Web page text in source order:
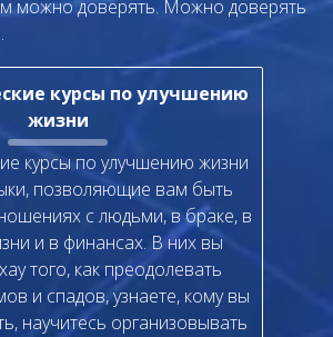
можно доверять. Можно доверять
курсы по улучшению
жизни
курсы по улучшению жизни
позволяющие вам быть
с людьми, в браке, в
и в финансах. В них вы
того, как преодолевать
и спадов, узнаете, кому вы
научитесь организовывать